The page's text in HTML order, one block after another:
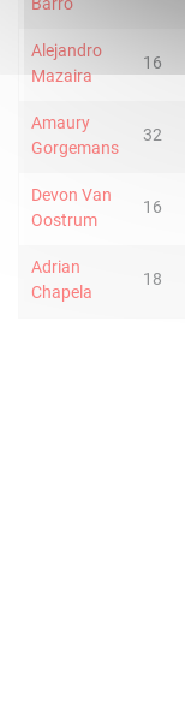
Alejandro
Mazaira
16
Amaury
Gorgemans
32
Devon Van
Oostrum
16
Adrian
Chapela
18